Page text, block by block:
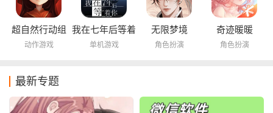
超自然行动组
动作游戏
我在七年后等着
你
单机游戏
无限梦境
角色扮演
奇迹暖暖
角色扮演
最新专题